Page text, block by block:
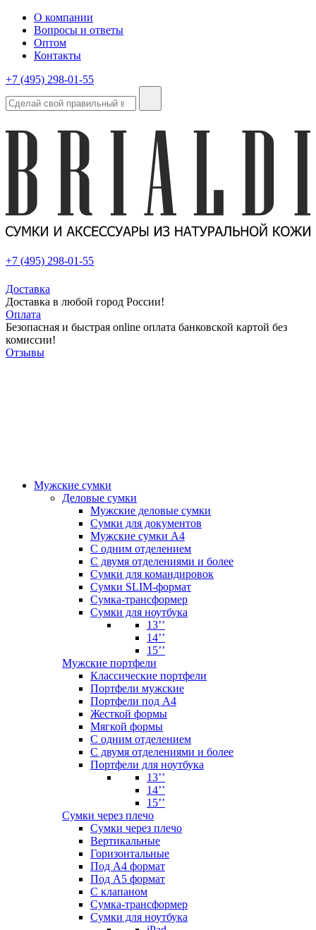
О компании
Вопросы и ответы
Оптом
Контакты
+7 (495) 298-01-55
+7 (495) 298-01-55
Доставка
Доставка в любой город России!
Оплата
Безопасная и быстрая online оплата банковской картой без
комиссии!
Отзывы
Мужские сумки
Деловые сумки
Мужские деловые сумки
Сумки для документов
Мужские сумки А4
С одним отделением
С двумя отделениями и более
Сумки для командировок
Сумки SLIM-формат
Сумка-трансформер
Сумки для ноутбука
13’’
14’’
15’’
Мужские портфели
Классические портфели
Портфели мужские
Портфели под А4
Жесткой формы
Мягкой формы
С одним отделением
С двумя отделениями и более
Портфели для ноутбука
13’’
14’’
15’’
Сумки через плечо
Сумки через плечо
Вертикальные
Горизонтальные
Под А4 формат
Под А5 формат
С клапаном
Сумка-трансформер
Сумки для ноутбука